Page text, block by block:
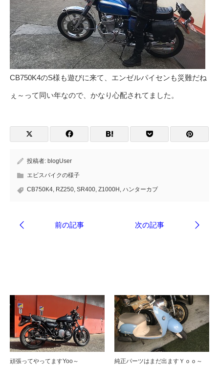
CB750K4のS様も遊びに来て、エンゼルパイセンも災難だね
ぇ～って同い年なので、かなり心配されてました。
投稿者: blogUser
エビスバイクの様子
CB750K4, RZ250, SR400, Z1000H , ハンターカブ
頑張ってやってますYoo～ 純正パーツはまだ出ますＹｏｏ～